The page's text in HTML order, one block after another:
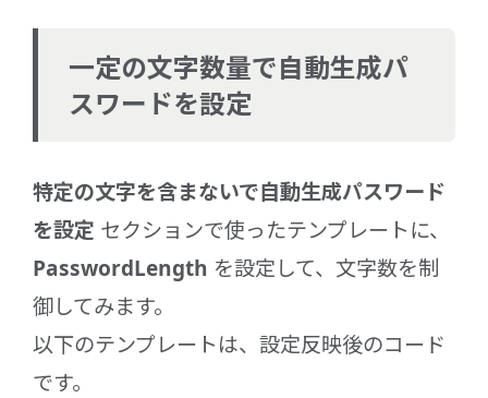
一定の文字数量で自動生成パ
スワードを設定
特定の文字を含まないで自動生成パスワード
を設定 セクションで使ったテンプレートに、
PasswordLength を設定して、文字数を制
御してみます。
以下のテンプレートは、設定反映後のコード
です。